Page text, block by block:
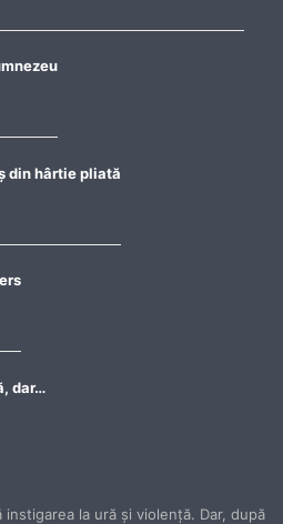
din hârtie pliată
dar…
la ură şi violenţă. Dar, după